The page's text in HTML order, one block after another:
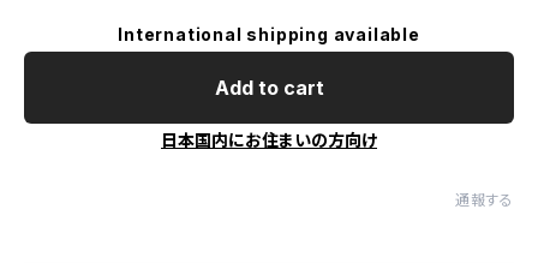
International shipping available
Add to cart
日本国内にお住まいの方向け
通報する